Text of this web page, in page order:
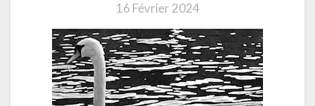
(RL2023)
432
pages
16 Février 2024